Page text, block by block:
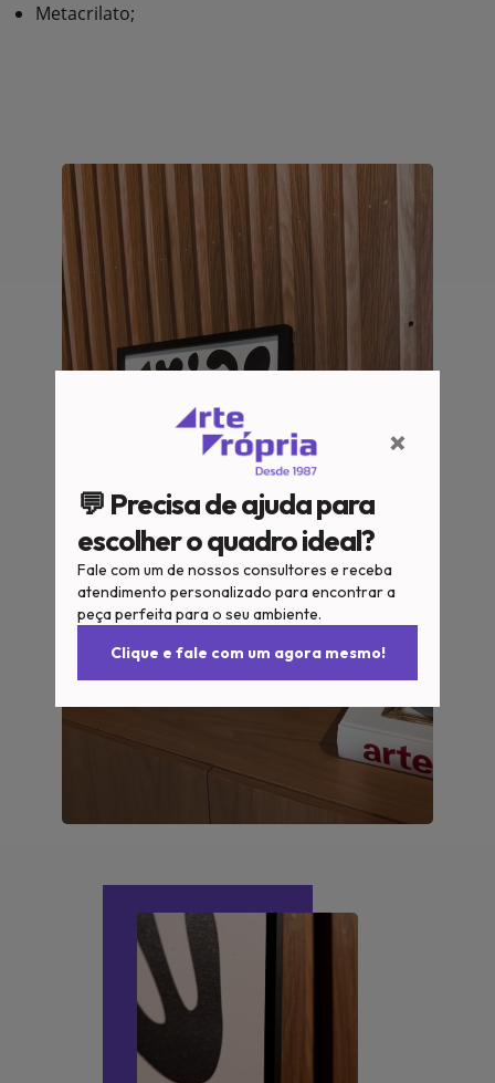
×
💬 Precisa de ajuda para
escolher o quadro ideal?
Fale com um de nossos consultores e receba
atendimento personalizado para encontrar a
peça perfeita para o seu ambiente.
Clique e fale com um agora mesmo!
Metacrilato;